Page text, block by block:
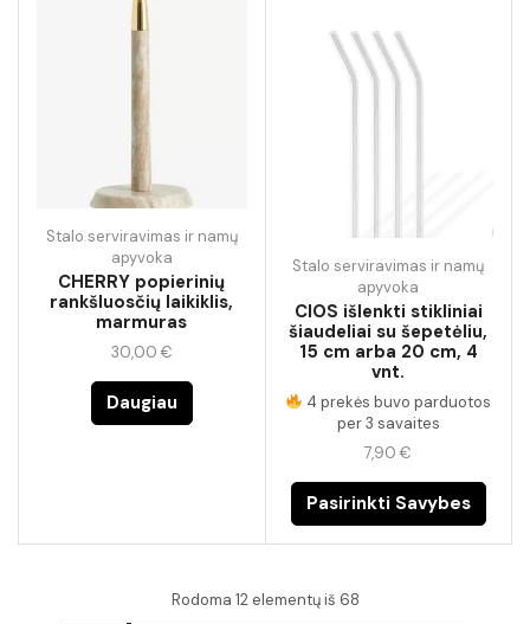
Stalo serviravimas ir namų
apyvoka
CHERRY popierinių
rankšluosčių laikiklis,
marmuras
30,00 €
Daugiau
Stalo serviravimas ir namų
apyvoka
CIOS išlenkti stikliniai
šiaudeliai su šepetėliu,
15 cm arba 20 cm, 4
vnt.
4 prekės buvo parduotos
per 3 savaites
7,90€
Pasirinkti Savybes
Rodoma 12 elementų iš 68